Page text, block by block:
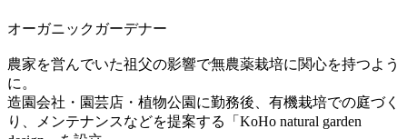
オーガニックガーデナー
農家を営んでいた祖父の影響で無農薬栽培に関心を持つよう
に。
造園会社・園芸店・植物公園に勤務後、有機栽培での庭づく
り、メンテナンスなどを提案する「KoHo natural garden